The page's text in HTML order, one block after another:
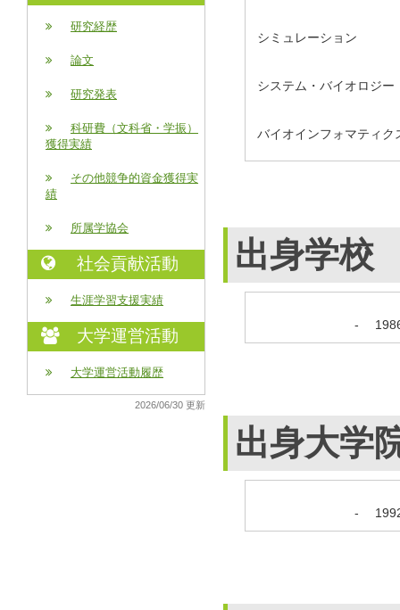
研究経歴
論文
研究発表
科研費（文科省・学振）
獲得実績
その他競争的資金獲得実
績
所属学協会
社会貢献活動
生涯学習支援実績
大学運営活動
大学運営活動履歴
2026/06/30 更新
シミュレーション
システム・バイオロジー
バイオインフォマティク
出身学校
-
出身大学
-